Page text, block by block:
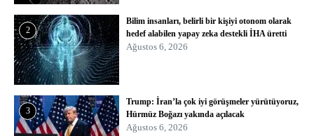
2
Bilim insanları, belirli bir kişiyi otonom olarak
hedef alabilen yapay zeka destekli İHA üretti
Ağustos 6, 2026
3
Trump: İran’la çok iyi görüşmeler yürütüyoruz,
Hürmüz Boğazı yakında açılacak
Ağustos 6, 2026